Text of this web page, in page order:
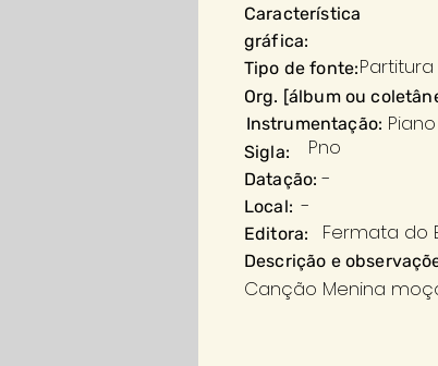
Característica
gráfica:
Tipo de fonte:Partitura
Org. [álbum ou
Instrumentação: Piano
Sigla: Pno
Datação: -
Local: -
Editora: Fermata do
Descrição e
Canção Menina